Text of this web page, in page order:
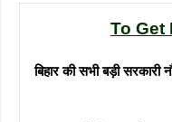
To Get
बिहार की सभी बड़ी